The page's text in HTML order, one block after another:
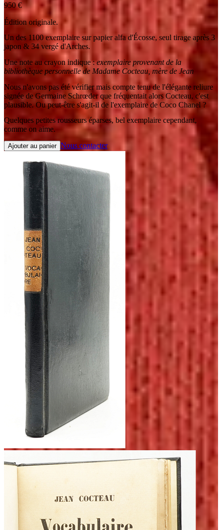
950€
Édition originale.
Un des 1100 exemplaire sur papier alfa d'Écosse, seul tirage après 3
japon & 34 vergé d'Arches.
Une note au crayon indique :exemplaire provenant de la
bibliothèque personnelle de Madame Cocteau, mère de Jean
Nous n'avons pas été vérifier mais compte tenu de l'élégante reliure
signée de Germaine Schrœder que fréquentait alors Cocteau, c'est
plausible. Ou peut-être s'agit-il de l'exemplaire de Coco Chanel ?
Quelques petites rousseurs éparses, bel exemplaire cependant,
comme on aime.
Ajouter au panier Nous contacter